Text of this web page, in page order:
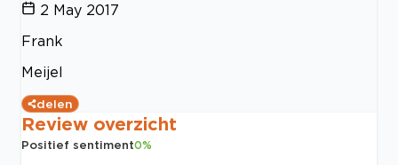
2 May 2017
Frank
Meijel
delen
Review overzicht
Positief sentiment0%